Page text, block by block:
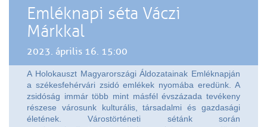
Emléknapi séta Váczi
Márkkal
2023. április 16. 15:00
A Holokauszt Magyarországi Áldozatainak Emléknapján
a székesfehérvári zsidó emlékek nyomába eredünk. A
zsidóság immár több mint másfél évszázada tevékeny
részese városunk kulturális, társadalmi és gazdasági
életének. Várostörténeti sétánk során